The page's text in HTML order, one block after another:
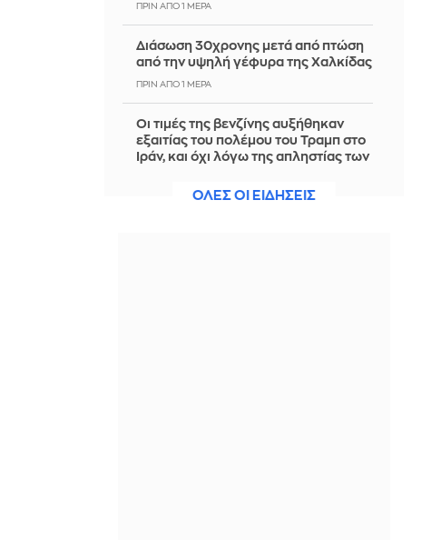
ΠΡΙΝ ΑΠΌ 1 ΜΈΡΑ
Διάσωση 30χρονης μετά από πτώση
από την υψηλή γέφυρα της Χαλκίδας
ΠΡΙΝ ΑΠΌ 1 ΜΈΡΑ
Οι τιμές της βενζίνης αυξήθηκαν
εξαιτίας του πολέμου του Τραμπ στο
Ιράν, και όχι λόγω της απληστίας των
ΠΡΙΝ ΑΠΌ 1 ΜΈΡΑΟΛΕΣ ΟΙ ΕΙΔΗΣΕΙΣ